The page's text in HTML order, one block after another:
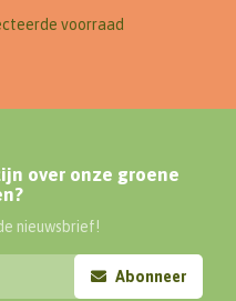
voorraad
over onze groene
nieuwsbrief!
Abonneer